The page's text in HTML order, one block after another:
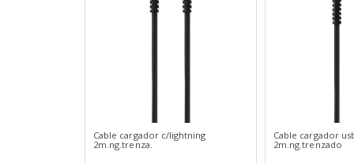
Cable cargador c/lightning
2m.ng.trenza.
Cable cargador
2m.ng.trenzado